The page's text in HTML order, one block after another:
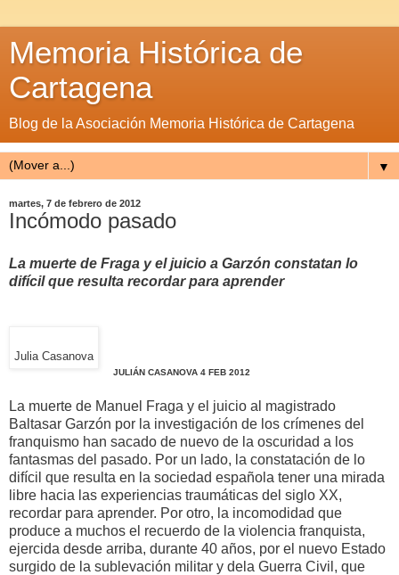
Memoria Histórica de
Cartagena
Blog de la Asociación Memoria Histórica de Cartagena
▼
martes, 7 de febrero de 2012
Incómodo pasado
La muerte de Fraga y el juicio a Garzón constatan lo
difícil que resulta recordar para aprender
Julia Casanova
JULIÁN CASANOVA 4 FEB 2012
La muerte de Manuel Fraga y el juicio al magistrado
Baltasar Garzón por la investigación de los crímenes del
franquismo han sacado de nuevo de la oscuridad a los
fantasmas del pasado. Por un lado, la constatación de lo
difícil que resulta en la sociedad española tener una mirada
libre hacia las experiencias traumáticas del siglo XX,
recordar para aprender. Por otro, la incomodidad que
produce a muchos el recuerdo de la violencia franquista,
ejercida desde arriba, durante 40 años, por el nuevo Estado
surgido de la sublevación militar y dela Guerra Civil, que